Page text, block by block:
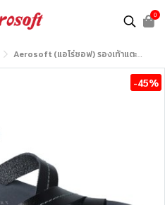
0
Aerosoft (แอโร่ซอฟ) รองเท้าแตะหญิง เพื่อสุขภาพ รุ่น FW8461
-45%